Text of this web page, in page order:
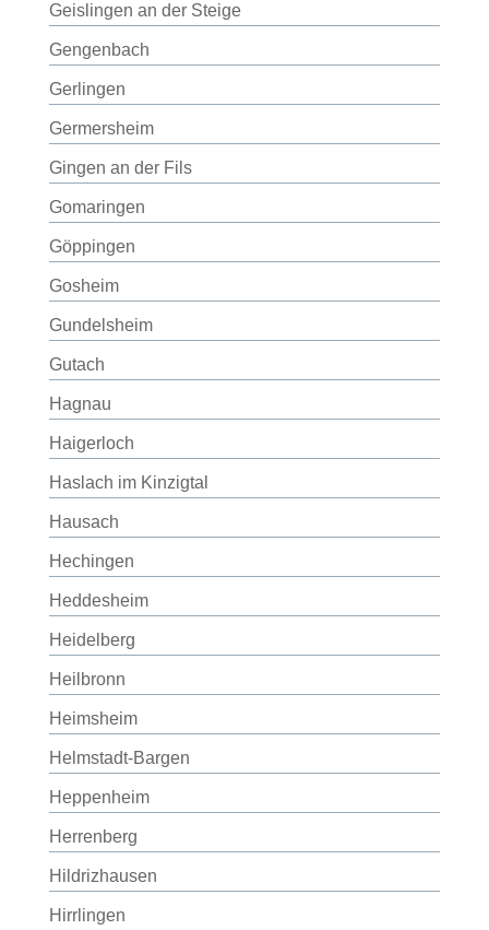
Geislingen an der Steige
Gengenbach
Gerlingen
Germersheim
Gingen an der Fils
Gomaringen
Göppingen
Gosheim
Gundelsheim
Gutach
Hagnau
Haigerloch
Haslach im Kinzigtal
Hausach
Hechingen
Heddesheim
Heidelberg
Heilbronn
Heimsheim
Helmstadt-Bargen
Heppenheim
Herrenberg
Hildrizhausen
Hirrlingen